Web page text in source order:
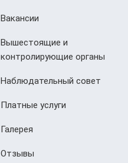
Вакансии
Вышестоящие и
контролирующие органы
Наблюдательный совет
Платные услуги
Галерея
Отзывы